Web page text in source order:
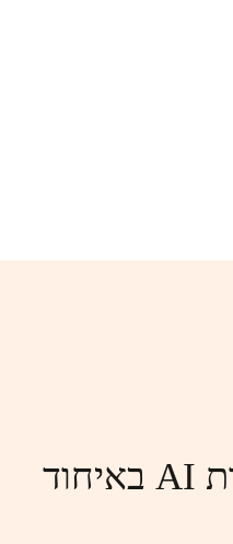
הערכת בקשות לאישור עבודה באמצעות AI באיחוד